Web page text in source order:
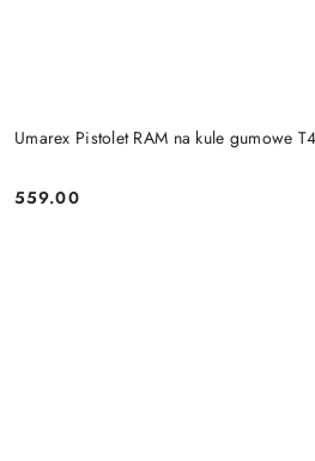
Umarex Pistolet RAM na kule gumowe
Cena:
559.00